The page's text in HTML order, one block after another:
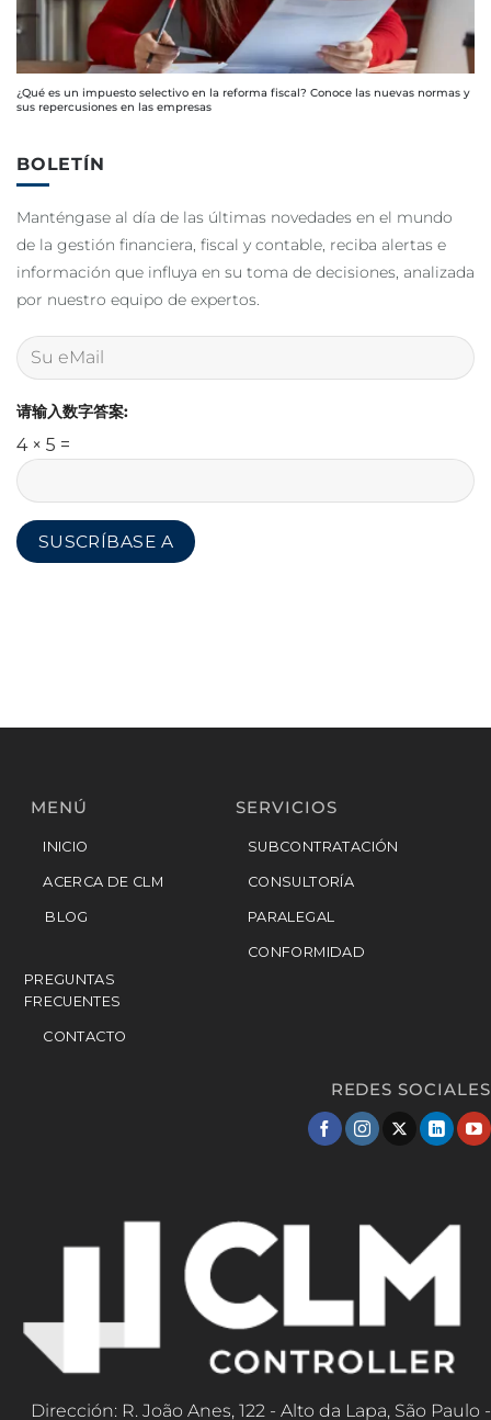
¿Qué es un impuesto selectivo en la reforma fiscal? Conoce las nuevas normas y
sus repercusiones en las empresas
BOLETÍN
Manténgase al día de las últimas novedades en el mundo
de la gestión financiera, fiscal y contable, reciba alertas e
información que influya en su toma de decisiones, analizada
por nuestro equipo de expertos.
请输入数字答案:
4 × 5 =
MENÚ
INICIO
ACERCA DE CLM
BLOG
PREGUNTAS
FRECUENTES
CONTACTO
SERVICIOS
SUBCONTRATACIÓN
CONSULTORÍA
PARALEGAL
CONFORMIDAD
REDES SOCIALES
Dirección: R. João Anes, 122 - Alto da Lapa, São Paulo -